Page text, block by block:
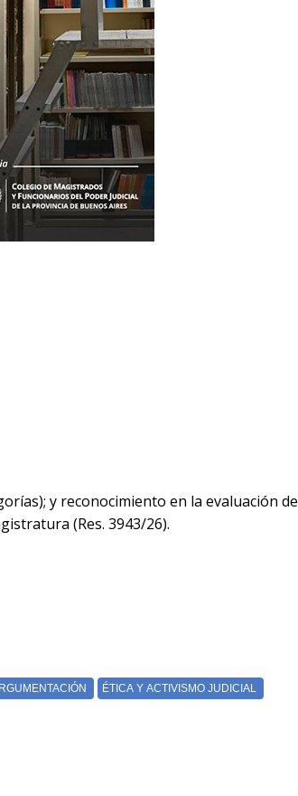
y reconocimiento en la evaluación de
(Res. 3943/26).